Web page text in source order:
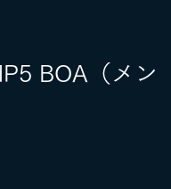
BOA（メン